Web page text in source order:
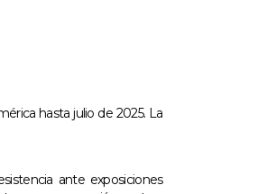
hasta julio de 2025. La
ante exposiciones